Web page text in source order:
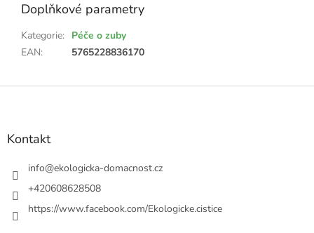
Doplňkové parametry
Kategorie: Péče o zuby
EAN: 5765228836170
Z
Kontakt
info@ekologicka-domacnost.cz
+420608628508
https://www.facebook.com/Ekologicke.cistice